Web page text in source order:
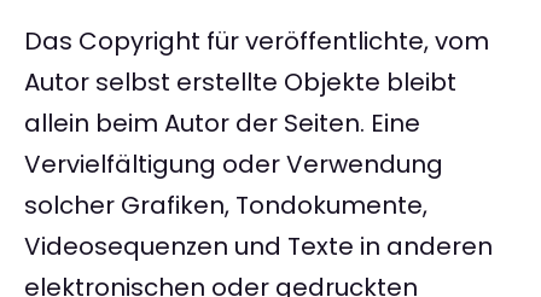
Das Copyright für veröffentlichte, vom
Autor selbst erstellte Objekte bleibt
allein beim Autor der Seiten. Eine
Vervielfältigung oder Verwendung
solcher Grafiken, Tondokumente,
Videosequenzen und Texte in anderen
elektronischen oder gedruckten